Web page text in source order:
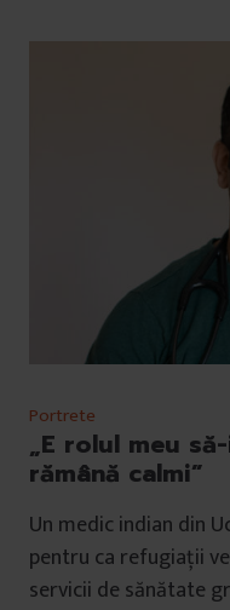
Portrete
„E rolul meu
rămână calmi”
Un medic indian din
pentru ca refugiații
servicii de sănătate